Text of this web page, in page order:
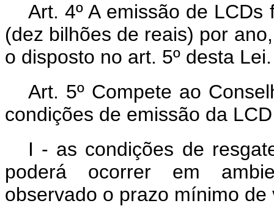
Art. 4º A emissão de
(dez bilhões de reais) por
o disposto no art. 5º desta Lei.
Art. 5º Compete ao
condições de emissão da
I - as condições de
poderá ocorrer em
observado o prazo mínimo de